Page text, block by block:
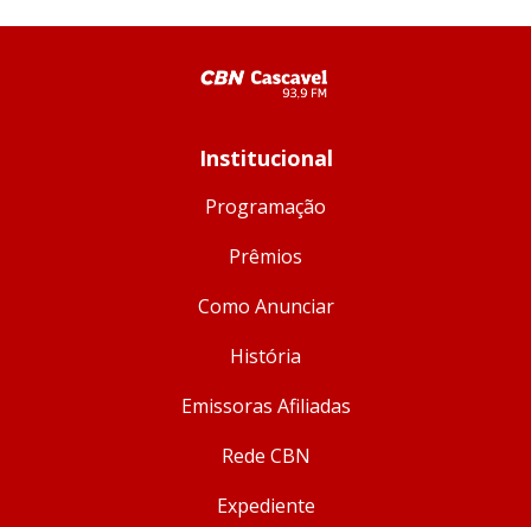
Institucional
Programação
Prêmios
Como Anunciar
História
Emissoras Afiliadas
Rede CBN
Expediente